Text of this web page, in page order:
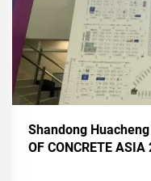
Shandong
OF CONCRETE